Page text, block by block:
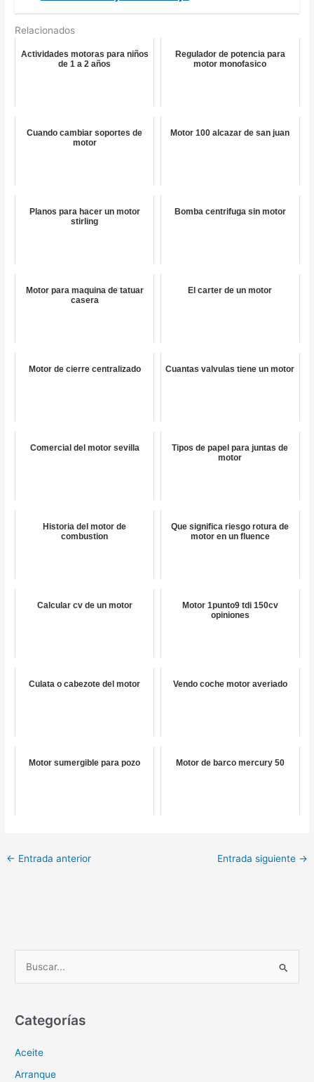
Relacionados
Actividades motoras para niños
de 1 a 2 años
Regulador de potencia para
motor monofasico
Cuando cambiar soportes de
motor
Motor 100 alcazar de san juan
Planos para hacer un motor
stirling
Bomba centrifuga sin motor
Motor para maquina de tatuar
casera
El carter de un motor
Motor de cierre centralizado Cuantas valvulas tiene un motor
Comercial del motor sevilla
Tipos de papel para juntas de
motor
Historia del motor de
combustion
Que significa riesgo rotura de
motor en un fluence
Calcular cv de un motor
Motor 1punto9 tdi 150cv
opiniones
Culata o cabezote del motor Vendo coche motor averiado
Motor sumergible para pozo Motor de barco mercury 50
← Entrada anterior Entrada siguiente →
c
r
p
Categorías
Aceite
Arranque